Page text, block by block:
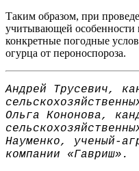
Таким образом, при
учитывающей особенности
конкретные погодные
огурца от пероноспороза.
Андрей Трусевич,
Ольга Кононова,
Науменко, ученый-
компании «Гавриш» .